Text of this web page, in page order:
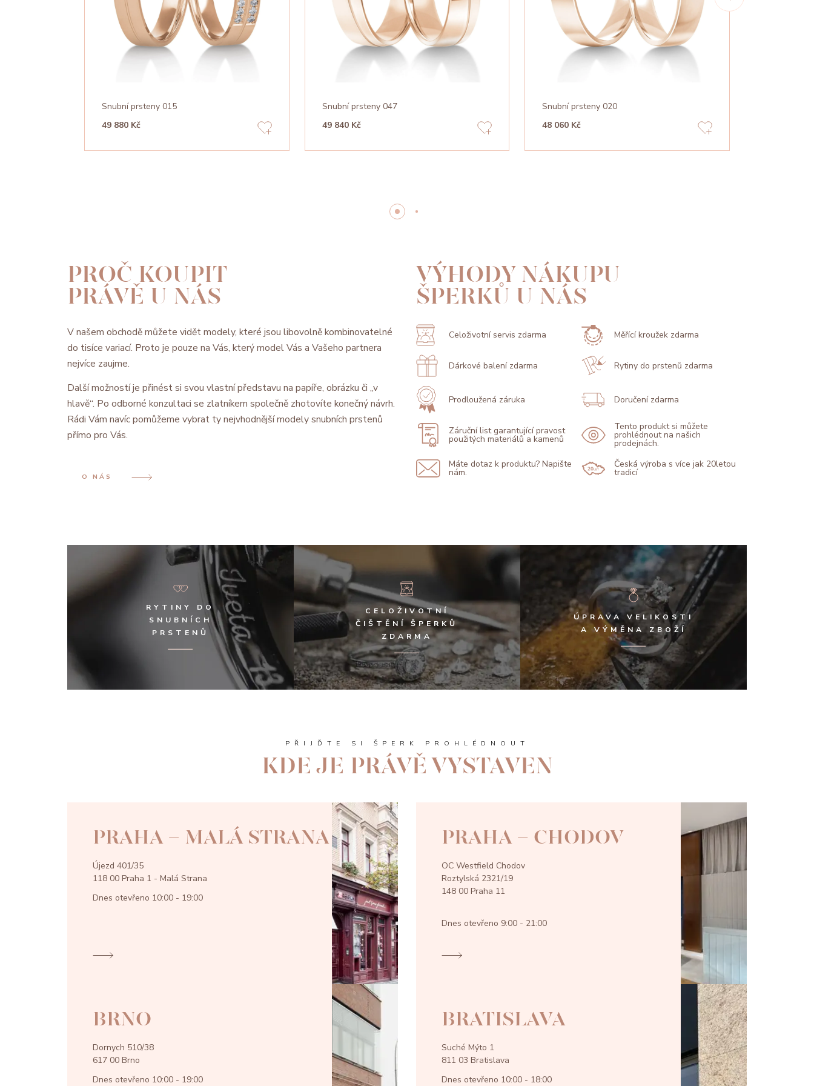
Snubní prsteny 015
49 880 Kč
Snubní prsteny 047
49 840 Kč
Snubní prsteny 020
48 060 Kč
PROČ KOUPIT
PRÁVĚ U NÁS
V našem obchodě můžete vidět modely, které jsou libovolně kombinovatelné
do tisíce variací. Proto je pouze na Vás, který model Vás a Vašeho partnera
nejvíce zaujme.
Další možností je přinést si svou vlastní představu na papíře, obrázku či „v
hlavě“. Po odborné konzultaci se zlatníkem společně zhotovíte konečný návrh.
Rádi Vám navíc pomůžeme vybrat ty nejvhodnější modely snubních prstenů
přímo pro Vás.
O NÁS
VÝHODY NÁKUPU
ŠPERKŮ U NÁS
Celoživotní servis zdarma Měřící kroužek zdarma
Dárkové balení zdarma Rytiny do prstenů zdarma
Prodloužená záruka Doručení zdarma
Záruční list garantující pravost
použitých materiálů a kamenů
Tento produkt si můžete
prohlédnout na našich
prodejnách.
Máte dotaz k produktu? Napište
nám.
Česká výroba s více jak 20letou
tradicí
RYTINY DO
SNUBNÍCH
PRSTENŮ
CELOŽIVOTNÍ
ČIŠTĚNÍ ŠPERKŮ
ZDARMA
ÚPRAVA VELIKOSTI
A VÝMĚNA ZBOŽÍ
PŘIJĎTE SI ŠPERK PROHLÉDNOUT
KDE JE PRÁVĚ VYSTAVEN
PRAHA - MALÁ STRANA
Újezd 401/35
118 00 Praha 1 - Malá Strana
Dnes otevřeno 10:00 - 19:00
PRAHA - CHODOV
OC Westfield Chodov
Roztylská 2321/19
148 00 Praha 11
Dnes otevřeno 9:00 - 21:00
BRNO
Dornych 510/38
617 00 Brno
Dnes otevřeno 10:00 - 19:00
BRATISLAVA
Suché Mýto 1
811 03 Bratislava
Dnes otevřeno 10:00 - 18:00